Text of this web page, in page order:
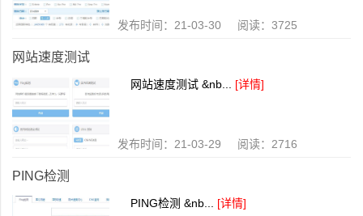
发布时间：21-03-30 阅读：3725
网站速度测试
网站速度测试 &nb... [详情]
发布时间：21-03-29 阅读：2716
PING检测
PING检测 &nb... [详情]